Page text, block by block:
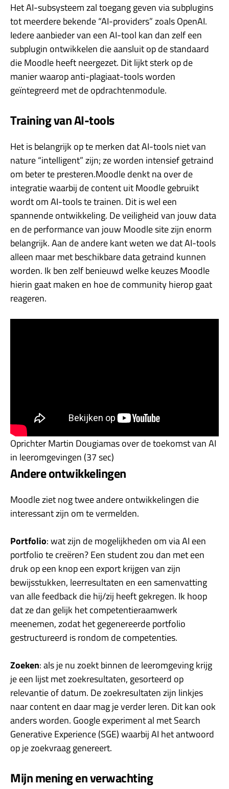
Het AI-subsysteem zal toegang geven via subplugins
tot meerdere bekende “AI-providers” zoals OpenAI.
Iedere aanbieder van een AI-tool kan dan zelf een
subplugin ontwikkelen die aansluit op de standaard
die Moodle heeft neergezet. Dit lijkt sterk op de
manier waarop anti-plagiaat-tools worden
geïntegreerd met de opdrachtenmodule.
Training van AI-tools
Het is belangrijk op te merken dat AI-tools niet van
nature “intelligent” zijn; ze worden intensief getraind
om beter te presteren.Moodle denkt na over de
integratie waarbij de content uit Moodle gebruikt
wordt om AI-tools te trainen. Dit is wel een
spannende ontwikkeling. De veiligheid van jouw data
en de performance van jouw Moodle site zijn enorm
belangrijk. Aan de andere kant weten we dat AI-tools
alleen maar met beschikbare data getraind kunnen
worden. Ik ben zelf benieuwd welke keuzes Moodle
hierin gaat maken en hoe de community hierop gaat
reageren.
Oprichter Martin Dougiamas over de toekomst van AI
in leeromgevingen (37 sec)
Andere ontwikkelingen
Moodle ziet nog twee andere ontwikkelingen die
interessant zijn om te vermelden.
Portfolio: wat zijn de mogelijkheden om via AI een
portfolio te creëren? Een student zou dan met een
druk op een knop een export krijgen van zijn
bewijsstukken, leerresultaten en een samenvatting
van alle feedback die hij/zij heeft gekregen. Ik hoop
dat ze dan gelijk het competentieraamwerk
meenemen, zodat het gegenereerde portfolio
gestructureerd is rondom de competenties.
Zoeken: als je nu zoekt binnen de leeromgeving krijg
je een lijst met zoekresultaten, gesorteerd op
relevantie of datum. De zoekresultaten zijn linkjes
naar content en daar mag je verder leren. Dit kan ook
anders worden. Google experiment al met Search
Generative Experience (SGE) waarbij AI het antwoord
op je zoekvraag genereert.
Mijn mening en verwachting